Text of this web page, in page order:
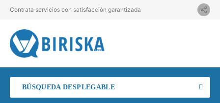
Contrata servicios con satisfacción garantizada
BÚSQUEDA DESPLEGABLE